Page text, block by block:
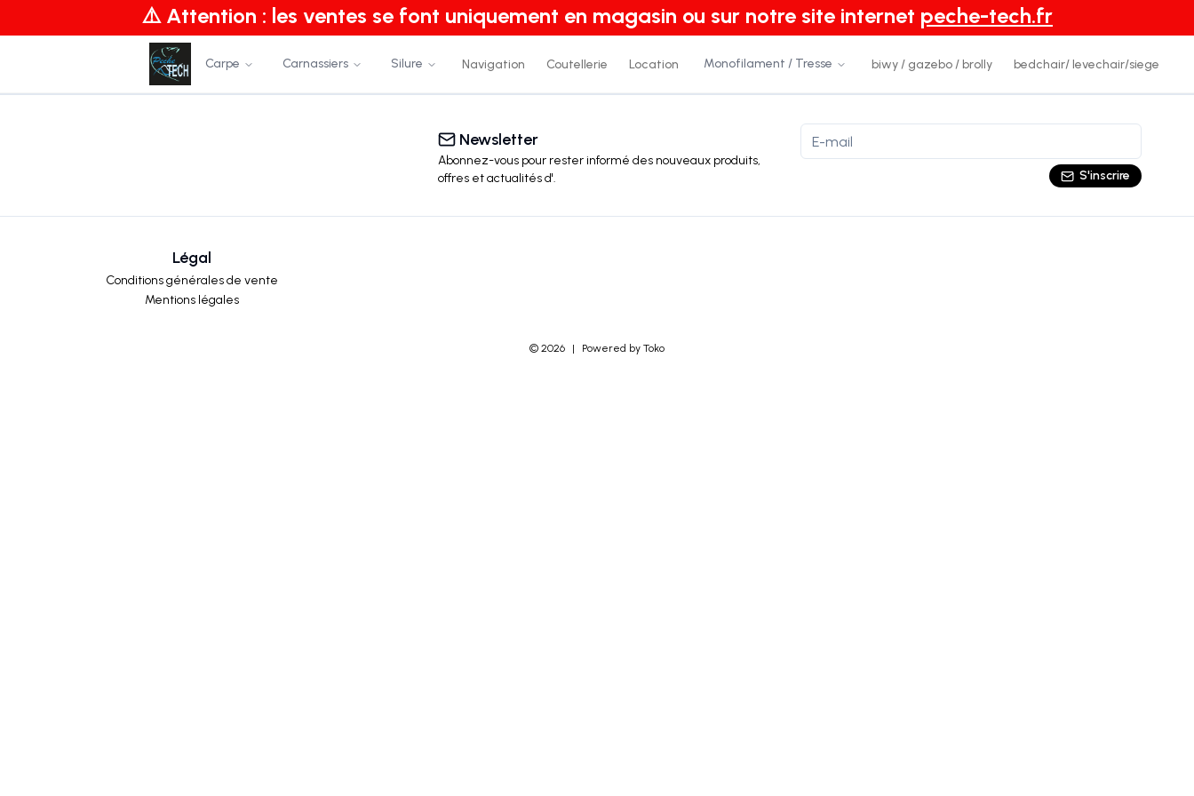
⚠️ Attention : les ventes se font uniquement en magasin ou sur notre site internet peche-tech.fr
Carpe Carnassiers Silure Navigation Coutellerie Location Monofilament / Tresse biwy / gazebo / brolly bedchair/ levechair/siege
Newsletter
Abonnez-vous pour rester informé des nouveaux produits,
offres et actualitésd'. S'inscrire
Légal
Conditions générales de vente
Mentions légales
© 2026 | Powered by Toko